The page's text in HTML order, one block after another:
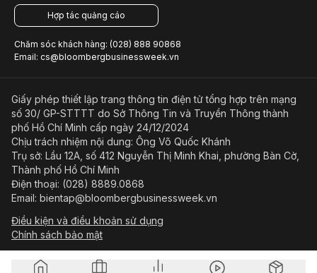
Hợp tác quảng cáo
Chăm sóc khách hàng: (028) 888 90868
Email: cs@bloombergbusinessweek.vn
Giấy phép thiết lập trang thông tin điện tử tổng hợp trên mạng
số 30/ GP-STTTT do Sở Thông Tin và Truyền Thông thành
phố Hồ Chí Minh cấp ngày 24/12/2024
Chịu trách nhiệm nội dung: Ông Võ Quốc Khánh
Trụ sở: Lầu 12A, số 412 Nguyễn Thị Minh Khai, phường Bàn Cờ,
Thành phố Hồ Chí Minh
Điện thoại: (028) 8889.0868
Email: bientap@bloombergbusinessweek.vn
Điều kiện và điều khoản sử dụng
Chính sách bảo mật
© Copyright 2023-2026 Công ty Cổ phần Beacon Asia Media